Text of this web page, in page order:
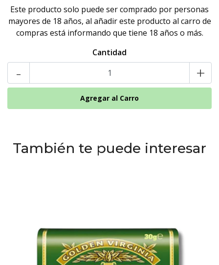
Este producto solo puede ser comprado por personas
mayores de 18 años, al añadir este producto al carro de
compras está informando que tiene 18 años o más.
Cantidad
- +
También te puede interesar